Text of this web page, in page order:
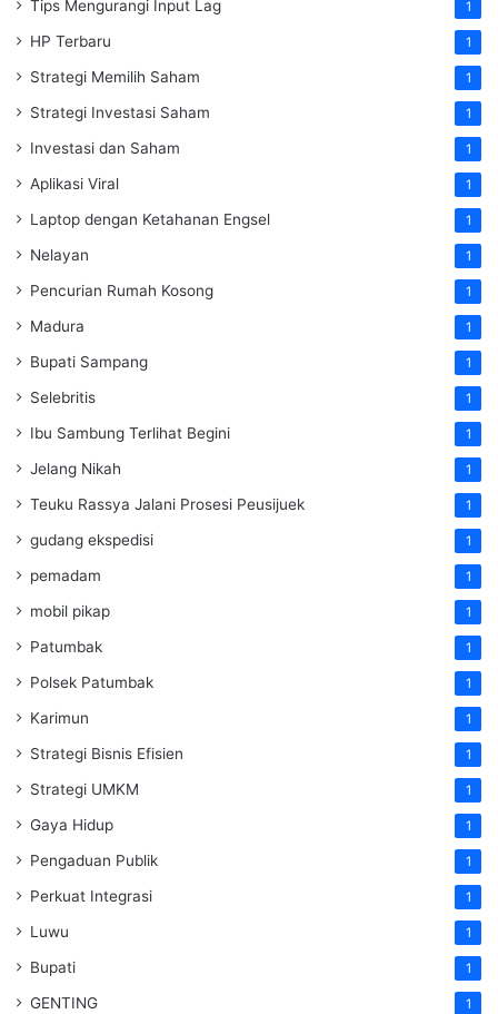
Tips Mengurangi Input Lag 1
HP Terbaru 1
Strategi Memilih Saham 1
Strategi Investasi Saham 1
Investasi dan Saham 1
Aplikasi Viral 1
Laptop dengan Ketahanan Engsel 1
Nelayan 1
Pencurian Rumah Kosong 1
Madura 1
Bupati Sampang 1
Selebritis 1
Ibu Sambung Terlihat Begini 1
Jelang Nikah 1
Teuku Rassya Jalani Prosesi Peusijuek 1
gudang ekspedisi 1
pemadam 1
mobil pikap 1
Patumbak 1
Polsek Patumbak 1
Karimun 1
Strategi Bisnis Efisien 1
Strategi UMKM 1
Gaya Hidup 1
Pengaduan Publik 1
Perkuat Integrasi 1
Luwu 1
Bupati 1
GENTING 1